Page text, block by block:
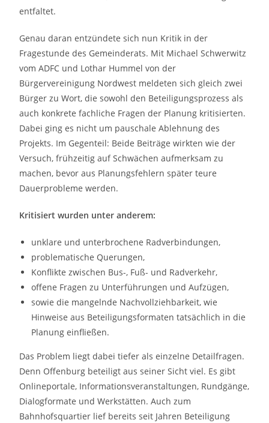
entfaltet.
Genau daran entzündete sich nun Kritik in der
Fragestunde des Gemeinderats. Mit Michael Schwerwitz
vom ADFC und Lothar Hummel von der
Bürgervereinigung Nordwest meldeten sich gleich zwei
Bürger zu Wort, die sowohl den Beteiligungsprozess als
auch konkrete fachliche Fragen der Planung kritisierten.
Dabei ging es nicht um pauschale Ablehnung des
Projekts. Im Gegenteil: Beide Beiträge wirkten wie der
Versuch, frühzeitig auf Schwächen aufmerksam zu
machen, bevor aus Planungsfehlern später teure
Dauerprobleme werden.
Kritisiert wurden unter anderem:
unklare und unterbrochene Radverbindungen,
problematische Querungen,
Konflikte zwischen Bus-, Fuß- und Radverkehr,
offene Fragen zu Unterführungen und Aufzügen,
sowie die mangelnde Nachvollziehbarkeit, wie
Hinweise aus Beteiligungsformaten tatsächlich in die
Planung einfließen.
Das Problem liegt dabei tiefer als einzelne Detailfragen.
Denn Offenburg beteiligt aus seiner Sicht viel. Es gibt
Onlineportale, Informationsveranstaltungen, Rundgänge,
Dialogformate und Werkstätten. Auch zum
Bahnhofsquartier lief bereits seit Jahren Beteiligung